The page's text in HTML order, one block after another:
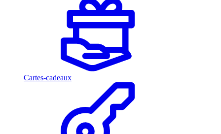
Cartes-cadeaux